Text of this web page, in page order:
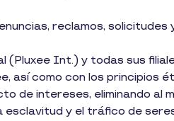
reclamos, solicitudes
(Pluxee Int.) y todas sus
así como con los principios
de intereses, eliminando al
esclavitud y el tráfico de